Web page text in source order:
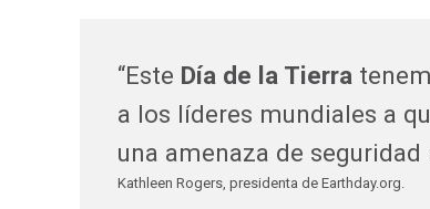
“Este Día de la Tierra
a los líderes mundiales a
una amenaza de
Kathleen Rogers, presidenta de Earthday.org.